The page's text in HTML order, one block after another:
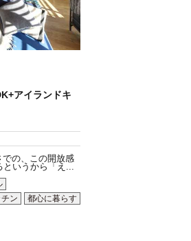
アイランドキ
での、この開放感
というから「え...
ン 都心に暮らす